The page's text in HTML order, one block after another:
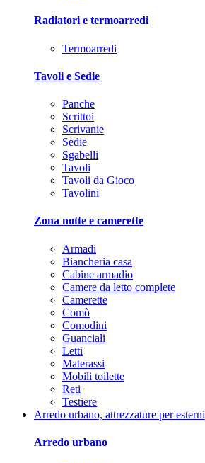
Radiatori e termoarredi
Termoarredi
Tavoli e Sedie
Panche
Scrittoi
Scrivanie
Sedie
Sgabelli
Tavoli
Tavoli da Gioco
Tavolini
Zona notte e camerette
Armadi
Biancheria casa
Cabine armadio
Camere da letto complete
Camerette
Comò
Comodini
Guanciali
Letti
Materassi
Mobili toilette
Reti
Testiere
Arredo urbano, attrezzature per esterni
Arredo urbano